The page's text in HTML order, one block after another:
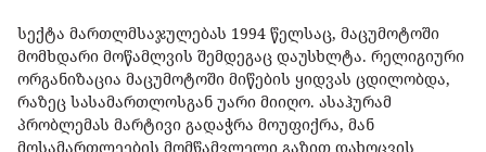
სექტა მართლმსაჯულებას 1994 წელსაც, მაცუმოტოში
მომხდარი მოწამლვის შემდეგაც დაუსხლტა. რელიგიური
ორგანიზაცია მაცუმოტოში მიწების ყიდვას ცდილობდა,
რაზეც სასამართლოსგან უარი მიიღო. ასაჰურამ
პრობლემას მარტივი გადაჭრა მოუფიქრა, მან
მოსამართლეების მომწამვლელი გაზით დახოცვის